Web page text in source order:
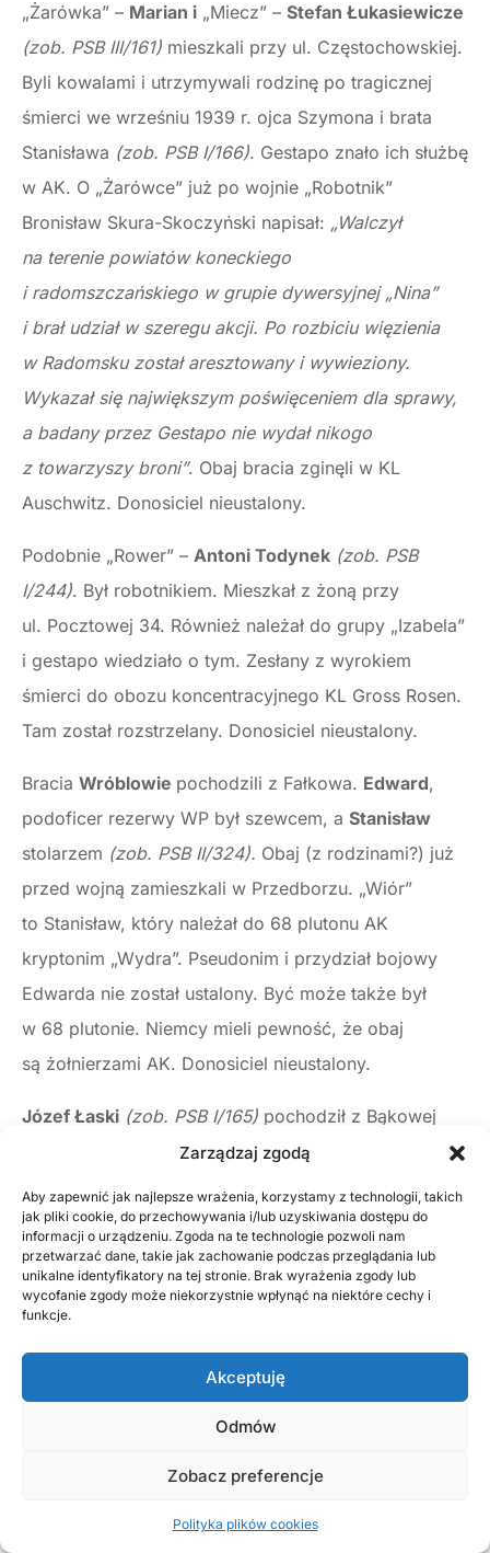
Zarządzaj zgodą
Aby zapewnić jak najlepsze wrażenia, korzystamy z technologii, takich
jak pliki cookie, do przechowywania i/lub uzyskiwania dostępu do
informacji o urządzeniu. Zgoda na te technologie pozwoli nam
przetwarzać dane, takie jak zachowanie podczas przeglądania lub
unikalne identyfikatory na tej stronie. Brak wyrażenia zgody lub
wycofanie zgody może niekorzystnie wpłynąć na niektóre cechy i
funkcje.
Akceptuję
Odmów
Zobacz preferencje
Polityka plików cookies
„Żarówka” – Marian i „Miecz” – Stefan Łukasiewicze
(zob. PSB III/161) mieszkali przy ul. Częstochowskiej.
Byli kowalami i utrzymywali rodzinę po tragicznej
śmierci we wrześniu 1939 r. ojca Szymona i brata
Stanisława (zob. PSB I/166). Gestapo znało ich służbę
w AK. O „Żarówce” już po wojnie „Robotnik”
Bronisław Skura-Skoczyński napisał: „Walczył
na terenie powiatów koneckiego
i radomszczańskiego w grupie dywersyjnej „Nina”
i brał udział w szeregu akcji. Po rozbiciu więzienia
w Radomsku został aresztowany i wywieziony.
Wykazał się największym poświęceniem dla sprawy,
a badany przez Gestapo nie wydał nikogo
z towarzyszy broni”. Obaj bracia zginęli w KL
Auschwitz. Donosiciel nieustalony.
Podobnie „Rower” – Antoni Todynek (zob. PSB
I/244). Był robotnikiem. Mieszkał z żoną przy
ul. Pocztowej 34. Również należał do grupy „Izabela”
i gestapo wiedziało o tym. Zesłany z wyrokiem
śmierci do obozu koncentracyjnego KL Gross Rosen.
Tam został rozstrzelany. Donosiciel nieustalony.
Bracia Wróblowie pochodzili z Fałkowa. Edward,
podoficer rezerwy WP był szewcem, a Stanisław
stolarzem (zob. PSB II/324). Obaj (z rodzinami?) już
przed wojną zamieszkali w Przedborzu. „Wiór”
to Stanisław, który należał do 68 plutonu AK
kryptonim „Wydra”. Pseudonim i przydział bojowy
Edwarda nie został ustalony. Być może także był
w 68 plutonie. Niemcy mieli pewność, że obaj
są żołnierzami AK. Donosiciel nieustalony.
Józef Łaski (zob. PSB I/165) pochodził z Bąkowej
Góry. Ożenił się u Krawczyków na Pohulance.
Podczas rewizji żandarmi znaleźli u niego broń, stąd
jako jedynemu spośród wtedy aresztowanych
postawiono mu zarzut„posiadania broni i udziału
w napadach”.Donos był więc trafiony. Donosiciel
nieustalony.
Julian Skorupski (zob. PSB I/219)
najstarszy z aresztowanych, miał 44 lata. Mieszkał
„przynależności do nielegalnej organizacji”.
domniemać, iż poza donosem nie można mu było